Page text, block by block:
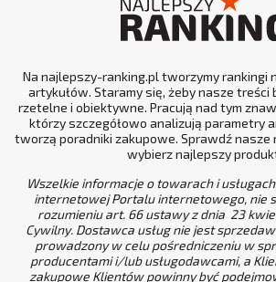
Na najlepszy-ranking.pl tworzymy rankingi
artykułów. Staramy się, żeby nasze treści
rzetelne i obiektywne. Pracują nad tym
którzy szczegółowo analizują parametry
tworzą poradniki zakupowe. Sprawdź nasze
wybierz najlepszy
Wszelkie informacje o towarach i
internetowej Portalu internetowego, nie
rozumieniu art. 66 ustawy z dnia 23
Cywilny. Dostawca usług nie jest
prowadzony w celu pośredniczeniu w
producentami i/lub usługodawcami, a
zakupowe Klientów powinny być